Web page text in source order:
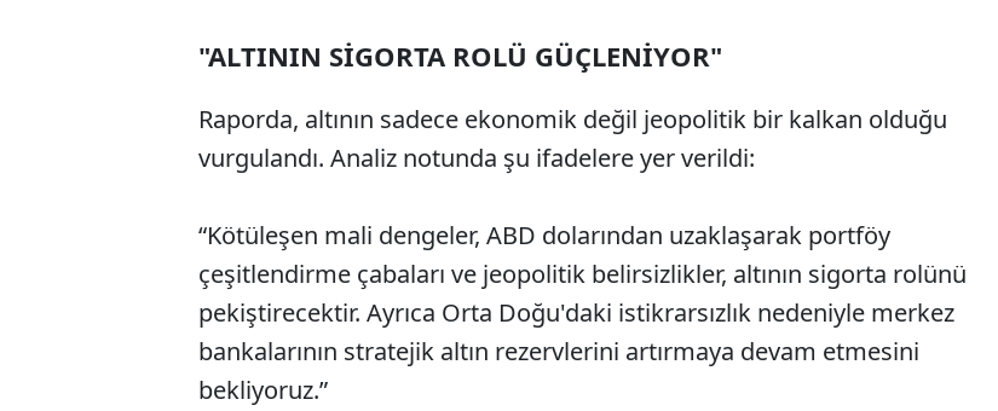
"ALTININ SİGORTA ROLÜ GÜÇLENİYOR"
Raporda, altının sadece ekonomik değil jeopolitik bir kalkan olduğu
vurgulandı. Analiz notunda şu ifadelere yer verildi:
“Kötüleşen mali dengeler, ABD dolarından uzaklaşarak portföy
çeşitlendirme çabaları ve jeopolitik belirsizlikler, altının sigorta rolünü
pekiştirecektir. Ayrıca Orta Doğu'daki istikrarsızlık nedeniyle merkez
bankalarının stratejik altın rezervlerini artırmaya devam etmesini
bekliyoruz.”